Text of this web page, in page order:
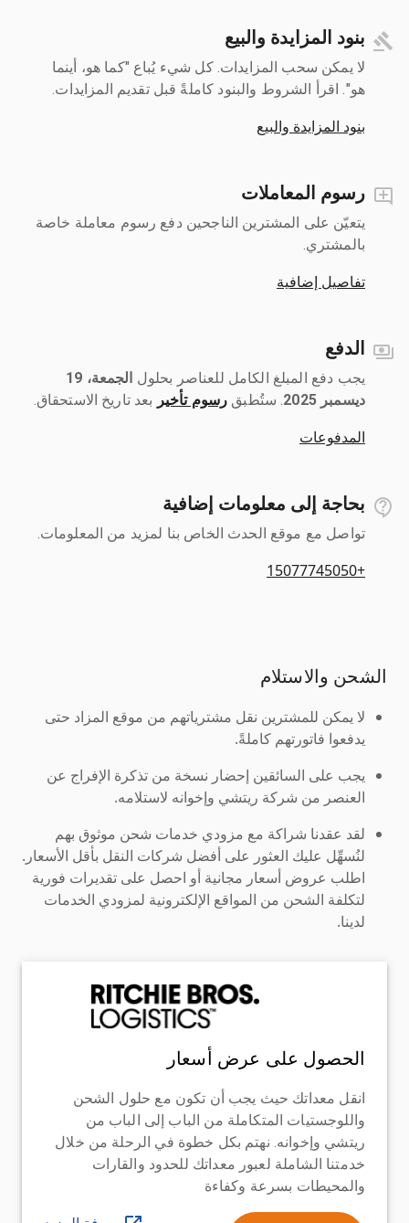
بنود المزايدة والبيع
لا يمكن سحب المزايدات. كل شيء يُباع "كما هو، أينما
هو". اقرأ الشروط والبنود كاملةً قبل تقديم المزايدات.
بنود المزايدة والبيع
رسوم المعاملات
يتعيّن على المشترين الناجحين دفع رسوم معاملة خاصة
بالمشتري.
تفاصيل إضافية
الدفع
يجب دفع المبلغ الكامل للعناصر بحلول ‎
الجمعة، 19
ديسمبر 2025
‎. ستُطبق رسوم تأخير بعد تاريخ الاستحقاق.
المدفوعات
بحاجة إلى معلومات إضافية
تواصل مع موقع الحدث الخاص بنا لمزيد من المعلومات.
+15077745050
الشحن والاستلام
لا يمكن للمشترين نقل مشترياتهم من موقع المزاد حتى
يدفعوا فاتورتهم كاملةً.
يجب على السائقين إحضار نسخة من تذكرة الإفراج عن
العنصر من شركة ريتشي وإخوانه لاستلامه.
لقد عقدنا شراكة مع مزودي خدمات شحن موثوق بهم
لنُسهِّل عليك العثور على أفضل شركات النقل بأقل الأسعار.
اطلب عروض أسعار مجانية أو احصل على تقديرات فورية
لتكلفة الشحن من المواقع الإلكترونية لمزودي الخدمات
لدينا.
الحصول على عرض أسعار
انقل معداتك حيث يجب أن تكون مع حلول الشحن
واللوجستيات المتكاملة من الباب إلى الباب من
ريتشي وإخوانه. نهتم بكل خطوة في الرحلة من خلال
خدمتنا الشاملة لعبور معداتك للحدود والقارات
والمحيطات بسرعة وكفاءة